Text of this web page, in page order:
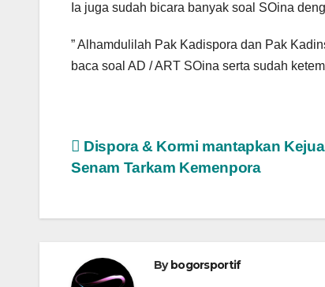
Ia juga sudah bicara banyak soal SOina
” Alhamdulilah Pak Kadispora dan Pak
baca soal AD / ART SOina serta sudah
Navigasi
Dispora & Kormi mantapkan
Senam Tarkam Kemenpora
Bybogorsportif